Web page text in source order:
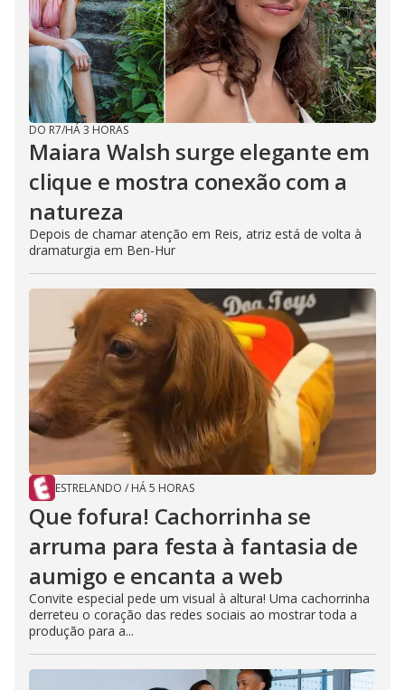
DO R7/HÁ 3 HORAS
Maiara Walsh surge elegante em
clique e mostra conexão com a
natureza
Depois de chamar atenção em Reis, atriz está de volta à
dramaturgia em Ben-Hur
ESTRELANDO / HÁ 5 HORAS
Que fofura! Cachorrinha se
arruma para festa à fantasia de
aumigo e encanta a web
Convite especial pede um visual à altura! Uma cachorrinha
derreteu o coração das redes sociais ao mostrar toda a
produção para a...